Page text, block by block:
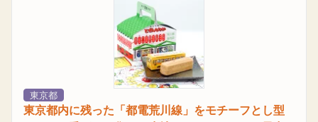
東京都
東京都内に残った「都電荒川線」をモチーフとし型